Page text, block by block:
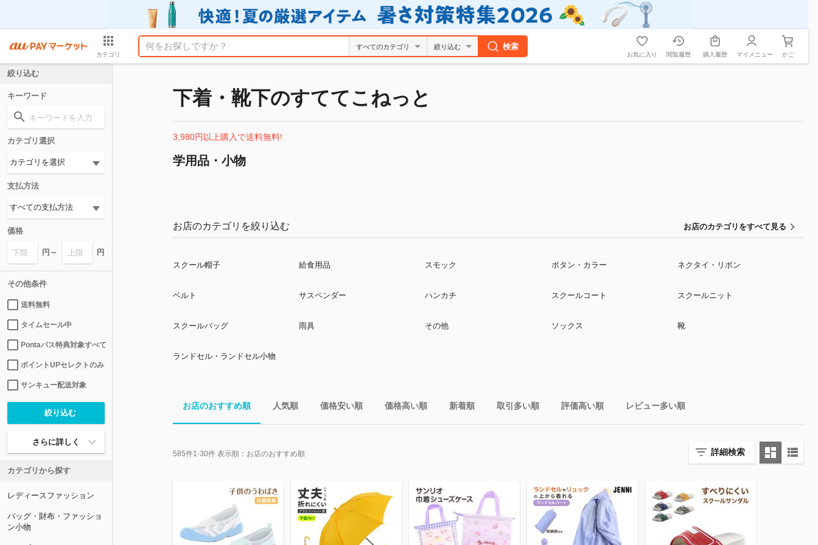
カテゴリ
絞り込む 検索
お気に入り 閲覧履歴 購入履歴 マイメニュー かご
下着・靴下のすててこねっと
3,980円以上購入で送料無料!
学用品・小物
お店のカテゴリを絞り込む お店のカテゴリをすべて見る
スクール帽子 給食用品 スモック ボタン・カラー ネクタイ・リボン
ベルト サスペンダー ハンカチ スクールコート スクールニット
スクールバッグ 雨具 その他 ソックス 靴
ランドセル・ランドセル小物
お店のおすすめ順 人気順 価格安い順 価格高い順 新着順 取引多い順 評価高い順 レビュー多い順
詳細検索
585件1-30件 表示順： お店のおすすめ順
絞り込む
キーワード
カテゴリ選択
支払方法
価格
円～ 円
その他条件
送料無料
タイムセール中
Pontaパス特典対象すべて
ポイントUPセレクトのみ
サンキュー配送対象
さらに詳しく
カテゴリから探す
レディースファッション
バッグ・財布・ファッショ
ン小物